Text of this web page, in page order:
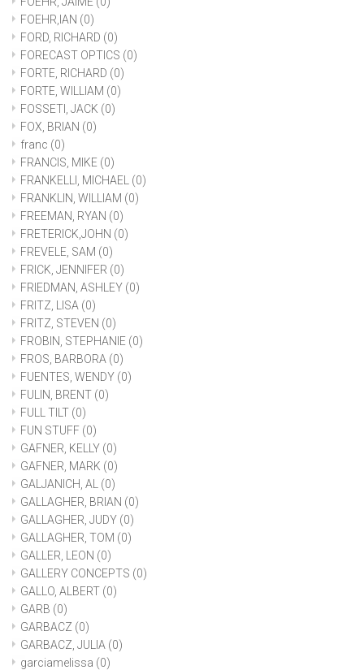
FOEHR,IAN (0)
FORD, RICHARD (0)
FORECAST OPTICS (0)
FORTE, RICHARD (0)
FORTE, WILLIAM (0)
FOSSETI, JACK (0)
FOX, BRIAN (0)
franc (0)
FRANCIS, MIKE (0)
FRANKELLI, MICHAEL (0)
FRANKLIN, WILLIAM (0)
FREEMAN, RYAN (0)
FRETERICK,JOHN (0)
FREVELE, SAM (0)
FRICK, JENNIFER (0)
FRIEDMAN, ASHLEY (0)
FRITZ, LISA (0)
FRITZ, STEVEN (0)
FROBIN, STEPHANIE (0)
FROS, BARBORA (0)
FUENTES, WENDY (0)
FULIN, BRENT (0)
FULL TILT (0)
FUN STUFF (0)
GAFNER, KELLY (0)
GAFNER, MARK (0)
GALJANICH, AL (0)
GALLAGHER, BRIAN (0)
GALLAGHER, JUDY (0)
GALLAGHER, TOM (0)
GALLER, LEON (0)
GALLERY CONCEPTS (0)
GALLO, ALBERT (0)
GARB (0)
GARBACZ (0)
GARBACZ, JULIA (0)
garciamelissa (0)